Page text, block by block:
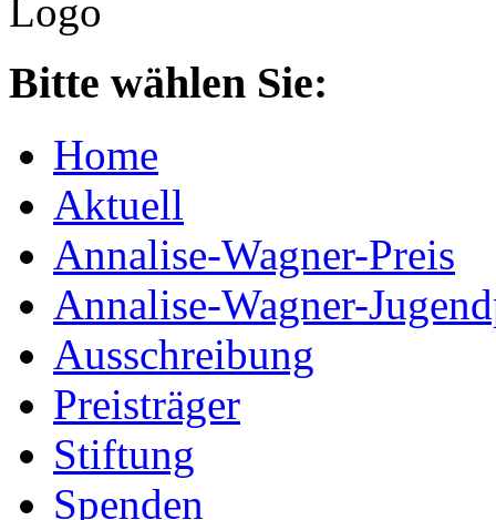
Bitte wählen Sie:
Home
Aktuell
Annalise-Wagner-Preis
Annalise-Wagner-
Ausschreibung
Preisträger
Stiftung
Spenden